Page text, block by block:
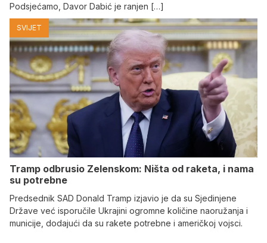
Podsjećamo, Davor Dabić je ranjen […]
SVIJET
Tramp odbrusio Zelenskom: Ništa od raketa, i nama
su potrebne
Predsednik SAD Donald Tramp izjavio je da su Sjedinjene
Države već isporučile Ukrajini ogromne količine naoružanja i
municije, dodajući da su rakete potrebne i američkoj vojsci.